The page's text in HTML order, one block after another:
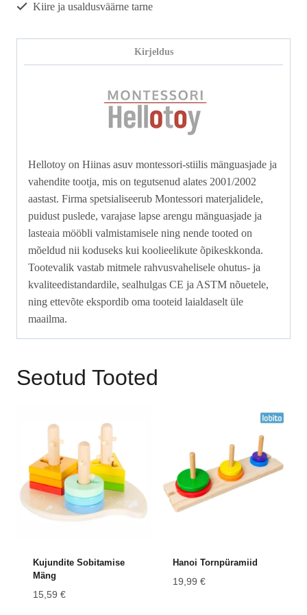
Kiire ja usaldusväärne tarne
Kirjeldus
Hellotoy on Hiinas asuv montessori‑stiilis mänguasjade ja
vahendite tootja, mis on tegutsenud alates 2001/2002
aastast. Firma spetsialiseerub Montessori materjalidele,
puidust puslede, varajase lapse arengu mänguasjade ja
lasteaia mööbli valmistamisele ning nende tooted on
mõeldud nii koduseks kui koolieelikute õpikeskkonda.
Tootevalik vastab mitmele rahvusvahelisele ohutus‑ ja
kvaliteedistandardile, sealhulgas CE ja ASTM nõuetele,
ning ettevõte ekspordib oma tooteid laialdaselt üle
maailma.
Seotud Tooted
Kujundite Sobitamise
Mäng
15,59 €
Hanoi Tornpüramiid
19,99 €